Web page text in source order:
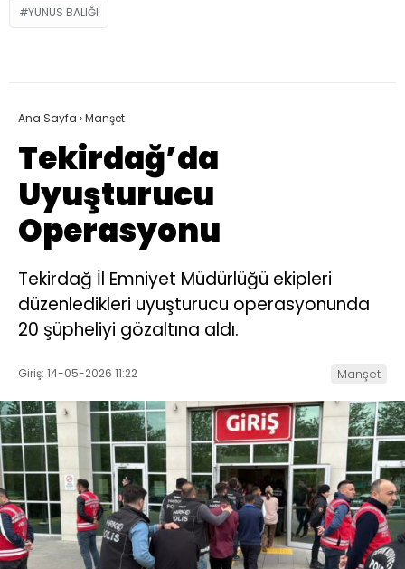
YUNUS BALIĞI
Ana Sayfa ›Manşet
Tekirdağ’da
Uyuşturucu
Operasyonu
Tekirdağ İl Emniyet Müdürlüğü ekipleri
düzenledikleri uyuşturucu operasyonunda
20 şüpheliyi gözaltına aldı.
Giriş: 14-05-2026 11:22 Manşet